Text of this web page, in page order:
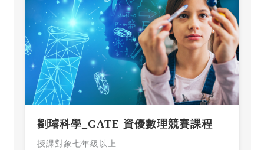
劉璿科學_GATE 資優數理競賽課程
授課對象七年級以上